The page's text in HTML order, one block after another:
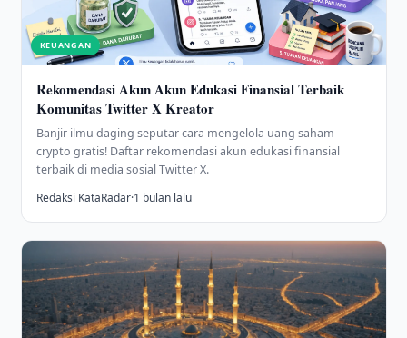
KEUANGAN
Rekomendasi Akun Akun Edukasi Finansial Terbaik
Komunitas Twitter X Kreator
Banjir ilmu daging seputar cara mengelola uang saham
crypto gratis! Daftar rekomendasi akun edukasi finansial
terbaik di media sosial Twitter X.
Redaksi KataRadar·1 bulan lalu